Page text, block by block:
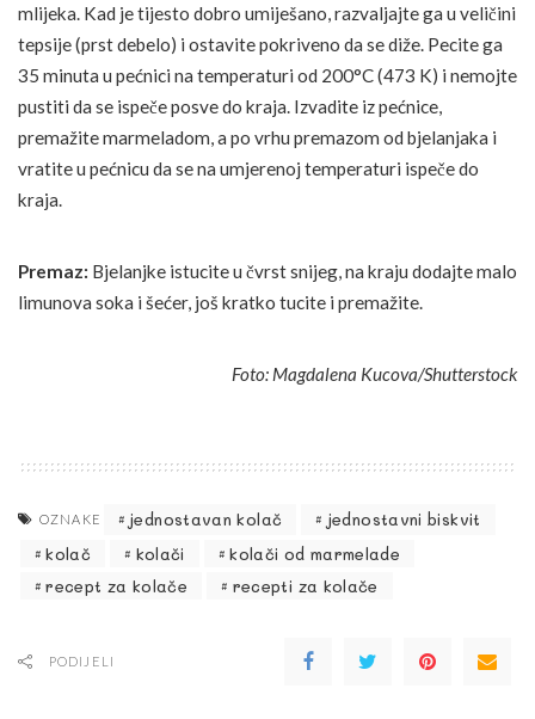
mlijeka. Kad je tijesto dobro umiješano, razvaljajte ga u veličini
tepsije (prst debelo) i ostavite pokriveno da se diže. Pecite ga
35 minuta u pećnici na temperaturi od 200°C (473 K) i nemojte
pustiti da se ispeče posve do kraja. Izvadite iz pećnice,
premažite marmeladom, a po vrhu premazom od bjelanjaka i
vratite u pećnicu da se na umjerenoj temperaturi ispeče do
kraja.
Premaz: Bjelanjke istucite u čvrst snijeg, na kraju dodajte malo
limunova soka i šećer, još kratko tucite i premažite.
Foto: Magdalena Kucova/Shutterstock
OZNAKE jednostavan kolač
jednostavni biskvit
kolač
kolači
kolači od marmelade
recept za kolače
recepti za kolače
PODIJELI